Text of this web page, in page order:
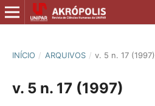
INÍCIO / ARQUIVOS / v. 5 n. 17 (1997)
v. 5 n. 17 (1997)